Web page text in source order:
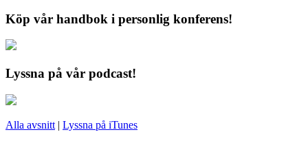
Köp vår handbok i personlig konferens!
Lyssna på vår podcast!
Alla avsnitt | Lyssna på iTunes